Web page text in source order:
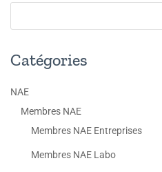
Catégories
NAE
Membres NAE
Membres NAE Entreprises
Membres NAE Labo